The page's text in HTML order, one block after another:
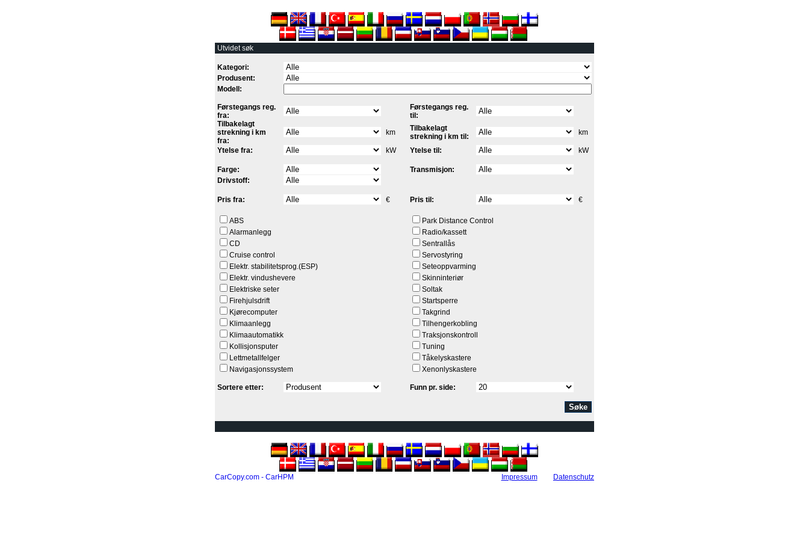
Utvidet søk
Kategori:
Produsent:
Modell:
Førstegangs reg.
fra:
Førstegangs reg.
til:
Tilbakelagt
strekning i km
fra:
km
Tilbakelagt
strekning i km til:
km
Ytelse fra: kW Ytelse til: kW
Farge:
Transmisjon:
Drivstoff:
Pris fra: € Pris til: €
ABS
Alarmanlegg
CD
Cruise control
Elektr. stabilitetsprog.(ESP)
Elektr. vindushevere
Elektriske seter
Firehjulsdrift
Kjørecomputer
Klimaanlegg
Klimaautomatikk
Kollisjonsputer
Lettmetallfelger
Navigasjonssystem
Park Distance Control
Radio/kassett
Sentrallås
Servostyring
Seteoppvarming
Skinninteriør
Soltak
Startsperre
Takgrind
Tilhengerkobling
Traksjonskontroll
Tuning
Tåkelyskastere
Xenonlyskastere
Sortere etter: Funn pr. side:
CarCopy.com - CarHPM Datenschutz
Impressum